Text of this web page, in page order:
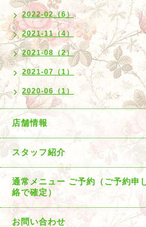
2022-02（6）
2021-11（4）
2021-08（2）
2021-07（1）
2020-06（1）
店舗情報
スタッフ紹介
通常メニュー ご予約（ご予約申
絡で確定）
お問い合わせ